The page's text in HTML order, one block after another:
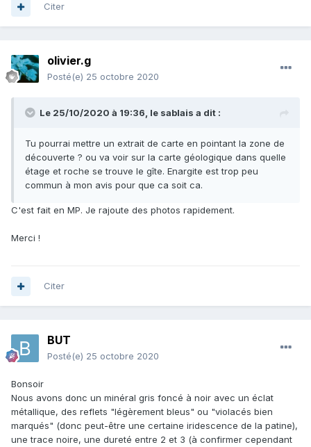
Citer
olivier.g
Posté(e) 25 octobre 2020
Le 25/10/2020 à 19:36, le sablais a dit :
Tu pourrai mettre un extrait de carte en pointant la zone de
découverte ? ou va voir sur la carte géologique dans quelle
étage et roche se trouve le gîte. Enargite est trop peu
commun à mon avis pour que ca soit ca.
C'est fait en MP. Je rajoute des photos rapidement.
Merci !
Citer
BUT
Posté(e) 25 octobre 2020
Bonsoir
Nous avons donc un minéral gris foncé à noir avec un éclat
métallique, des reflets "légèrement bleus" ou "violacés bien
marqués" (donc peut-être une certaine iridescence de la patine),
une trace noire, une dureté entre 2 et 3 (à confirmer cependant